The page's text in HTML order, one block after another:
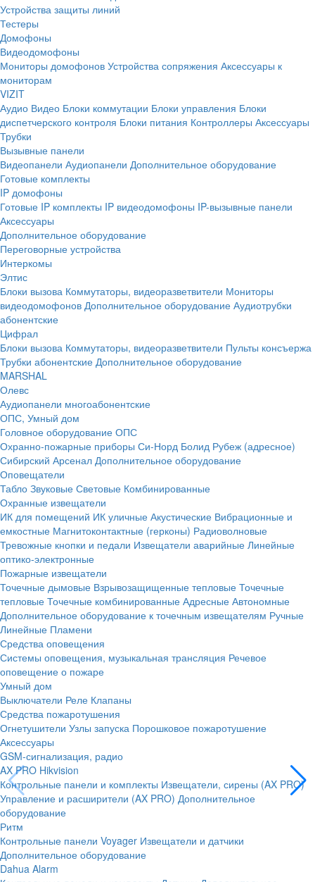
Устройства защиты линий
Тестеры
Домофоны
Видеодомофоны
Мониторы домофонов Устройства сопряжения Аксессуары к
мониторам
VIZIT
Аудио Видео Блоки коммутации Блоки управления Блоки
диспетчерского контроля Блоки питания Контроллеры Аксессуары
Трубки
Вызывные панели
Видеопанели Аудиопанели Дополнительное оборудование
Готовые комплекты
IP домофоны
Готовые IP комплекты IP видеодомофоны IP-вызывные панели
Аксессуары
Дополнительное оборудование
Переговорные устройства
Интеркомы
Элтис
Блоки вызова Коммутаторы, видеоразветвители Мониторы
видеодомофонов Дополнительное оборудование Аудиотрубки
абонентские
Цифрал
Блоки вызова Коммутаторы, видеоразветвители Пульты консъержа
Трубки абонентские Дополнительное оборудование
MARSHAL
Олевс
Аудиопанели многоабонентские
ОПС, Умный дом
Головное оборудование ОПС
Охранно-пожарные приборы Си-Норд Болид Рубеж (адресное)
Сибирский Арсенал Дополнительное оборудование
Оповещатели
Табло Звуковые Световые Комбинированные
Охранные извещатели
ИК для помещений ИК уличные Акустические Вибрационные и
емкостные Магнитоконтактные (герконы) Радиоволновые
Тревожные кнопки и педали Извещатели аварийные Линейные
оптико-электронные
Пожарные извещатели
Точечные дымовые Взрывозащищенные тепловые Точечные
тепловые Точечные комбинированные Адресные Автономные
Дополнительное оборудование к точечным извещателям Ручные
Линейные Пламени
Средства оповещения
Системы оповещения, музыкальная трансляция Речевое
оповещение о пожаре
Умный дом
Выключатели Реле Клапаны
Средства пожаротушения
Огнетушители Узлы запуска Порошковое пожаротушение
Аксессуары
GSM-сигнализация, радио
AX PRO Hikvision
Контрольные панели и комплекты Извещатели, сирены (AX PRO)
Управление и расширители (AX PRO) Дополнительное
оборудование
Ритм
Контрольные панели Voyager Извещатели и датчики
Дополнительное оборудование
Dahua Alarm